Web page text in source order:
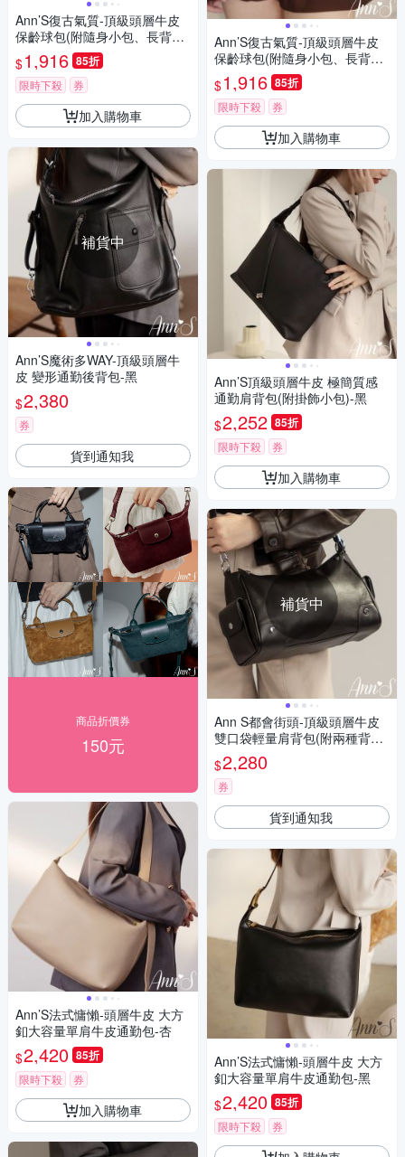
Ann’S復古氣質-頂級頭層牛皮
保齡球包(附隨身小包、長背帶)
-卡其
$1,916 85折
限時下殺 券
加入購物車
補貨中
Ann’S魔術多WAY-頂級頭層牛
皮 變形通勤後背包-黑
$2,380
券
貨到通知我
商品折價券
150元
Ann’S法式慵懶-頭層牛皮 大方
釦大容量單肩牛皮通勤包-杏
$2,420 85折
限時下殺 券
加入購物車
Ann’S復古氣質-頂級頭層牛皮
保齡球包(附隨身小包、長背帶)
-咖
$1,916 85折
限時下殺 券
加入購物車
Ann’S頂級頭層牛皮 極簡質感
通勤肩背包(附掛飾小包)-黑
$2,252 85折
限時下殺 券
加入購物車
補貨中
Ann S都會街頭-頂級頭層牛皮
雙口袋輕量肩背包(附兩種背帶)
-黑
$2,280
券
貨到通知我
Ann’S法式慵懶-頭層牛皮 大方
釦大容量單肩牛皮通勤包-黑
$2,420 85折
限時下殺 券